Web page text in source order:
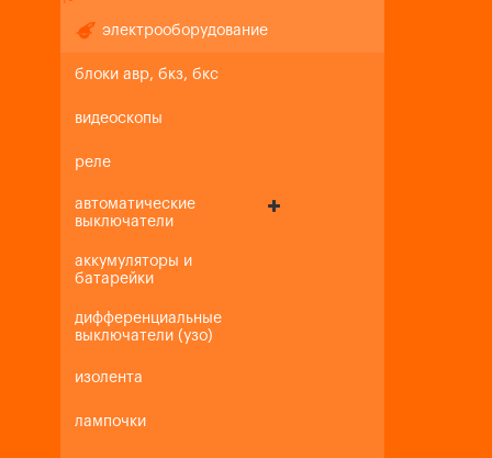
электрооборудование
блоки авр, бкз, бкс
видеоскопы
реле
автоматические
выключатели
аккумуляторы и
батарейки
дифференциальные
выключатели (узо)
изолента
лампочки